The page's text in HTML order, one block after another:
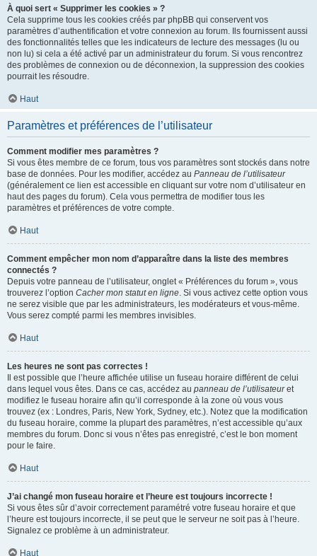
À quoi sert « Supprimer les cookies » ?
Cela supprime tous les cookies créés par phpBB qui conservent vos
paramètres d’authentification et votre connexion au forum. Ils fournissent aussi
des fonctionnalités telles que les indicateurs de lecture des messages (lu ou
non lu) si cela a été activé par un administrateur du forum. Si vous rencontrez
des problèmes de connexion ou de déconnexion, la suppression des cookies
pourrait les résoudre.
Haut
Paramètres et préférences de l’utilisateur
Comment modifier mes paramètres ?
Si vous êtes membre de ce forum, tous vos paramètres sont stockés dans notre
base de données. Pour les modifier, accédez au Panneau de l’utilisateur
(généralement ce lien est accessible en cliquant sur votre nom d’utilisateur en
haut des pages du forum). Cela vous permettra de modifier tous les
paramètres et préférences de votre compte.
Haut
Comment empêcher mon nom d’apparaître dans la liste des membres
connectés ?
Depuis votre panneau de l’utilisateur, onglet « Préférences du forum », vous
trouverez l’option Cacher mon statut en ligne. Si vous activez cette option vous
ne serez visible que par les administrateurs, les modérateurs et vous-même.
Vous serez compté parmi les membres invisibles.
Haut
Les heures ne sont pas correctes !
Il est possible que l’heure affichée utilise un fuseau horaire différent de celui
dans lequel vous êtes. Dans ce cas, accédez au panneau de l’utilisateuret
modifiez le fuseau horaire afin qu’il corresponde à la zone où vous vous
trouvez (ex : Londres, Paris, New York, Sydney, etc.). Notez que la modification
du fuseau horaire, comme la plupart des paramètres, n’est accessible qu’aux
membres du forum. Donc si vous n’êtes pas enregistré, c’est le bon moment
pour le faire.
Haut
J’ai changé mon fuseau horaire et l’heure est toujours incorrecte !
Si vous êtes sûr d’avoir correctement paramétré votre fuseau horaire et que
l’heure est toujours incorrecte, il se peut que le serveur ne soit pas à l’heure.
Signalez ce problème à un administrateur.
Haut